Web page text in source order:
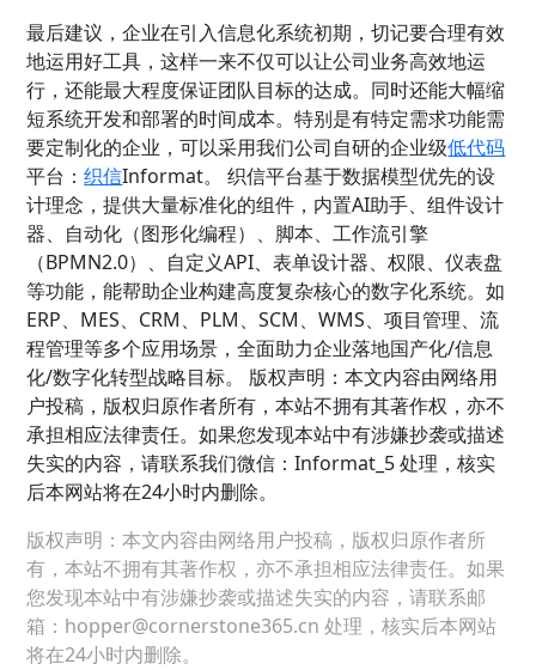
最后建议，企业在引入信息化系统初期，切记要合理有效
地运用好工具，这样一来不仅可以让公司业务高效地运
行，还能最大程度保证团队目标的达成。同时还能大幅缩
短系统开发和部署的时间成本。特别是有特定需求功能需
要定制化的企业，可以采用我们公司自研的企业级低代码
平台 ：织信Informat。 织信平台基于数据模型优先的设
计理念，提供大量标准化的组件，内置AI助手、组件设计
器、自动化（图形化编程）、脚本、工作流引擎
（BPMN2.0）、自定义API、表单设计器、权限、仪表盘
等功能，能帮助企业构建高度复杂核心的数字化系统。如
ERP、MES、CRM、PLM、SCM、WMS、项目管理、流
程管理等多个应用场景，全面助力企业落地国产化/信息
化/数字化转型战略目标。 版权声明：本文内容由网络用
户投稿，版权归原作者所有，本站不拥有其著作权，亦不
承担相应法律责任。如果您发现本站中有涉嫌抄袭或描述
失实的内容，请联系我们微信：Informat_5 处理，核实
后本网站将在24小时内删除。
版权声明：本文内容由网络用户投稿，版权归原作者所
有，本站不拥有其著作权，亦不承担相应法律责任。如果
您发现本站中有涉嫌抄袭或描述失实的内容，请联系邮
箱：hopper@cornerstone365.cn 处理，核实后本网站
将在24小时内删除。